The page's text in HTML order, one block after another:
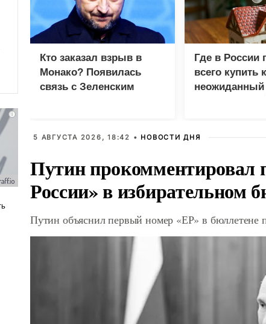
Кто заказал взрыв в
Монако? Появилась
связь с Зеленским
Где в России
всего купить
неожиданный
5 АВГУСТА 2026, 18:42 • НОВОСТИ ДНЯ
Путин прокомментировал
России» в избирательном
Путин объяснил первый номер «ЕР» в бюллетене